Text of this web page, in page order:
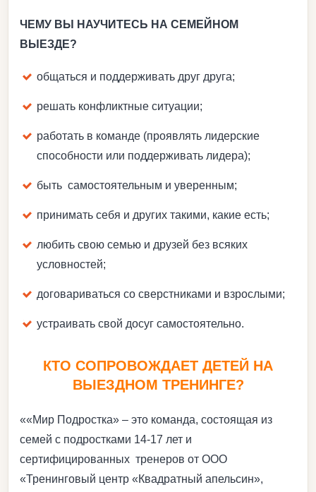
ЧЕМУ ВЫ НАУЧИТЕСЬ НА СЕМЕЙНОМ
ВЫЕЗДЕ?
общаться и поддерживать друг друга;
решать конфликтные ситуации;
работать в команде (проявлять лидерские
способности или поддерживать лидера);
быть самостоятельным и уверенным;
принимать себя и других такими, какие есть;
любить свою семью и друзей без всяких
условностей;
договариваться со сверстниками и взрослыми;
устраивать свой досуг самостоятельно.
КТО СОПРОВОЖДАЕТ ДЕТЕЙ НА
ВЫЕЗДНОМ ТРЕНИНГЕ?
««Мир Подростка» – это команда, состоящая из
семей с подростками 14-17 лет и
сертифицированных тренеров от ООО
«Тренинговый центр «Квадратный апельсин»,